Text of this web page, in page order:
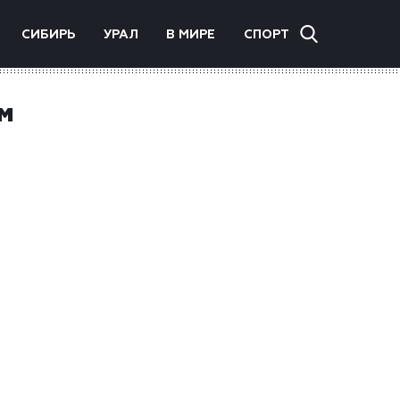
СИБИРЬ УРАЛ В МИРЕ СПОРТ